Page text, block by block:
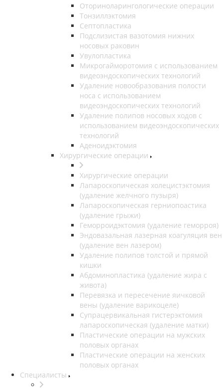
Оториноларингологические операции
Тонзиллэктомия
Септопластика
Подслизистая вазотомия нижних
носовых раковин
Увулопластика
Микрогайморотомия с использованием
видеоэндоскопических технологий
Удаление новообразования полости
носа с использованием
видеоэндоскопических технологий
Удаление полипов носовых ходов с
использованием видеоэндоскопических
технологий
Аденоидэктомия
Хирургические операции
Хирургические операции
Лапароскопическая холецистэктомия
(удаление желчного пузыря)
Лапароскопическая герниопоастика
(удаление грыжи)
Геморроидэктомия (удаление геморроя)
Эндовазальная лазерная коагуляция вен
(удаление вен лазером)
Удаление полипов толстой и прямой
кишки
Абдоминопластика (удаление жира с
живота)
Перевязка и пересечение яичковой
вены (удаление варикоцеле)
Супрацервикальная гистерэктомия
лапароскопическая (удаление матки)
Пластические операции на мужских
половых органах
Пластические операции на женских
половых органах
Специалисты